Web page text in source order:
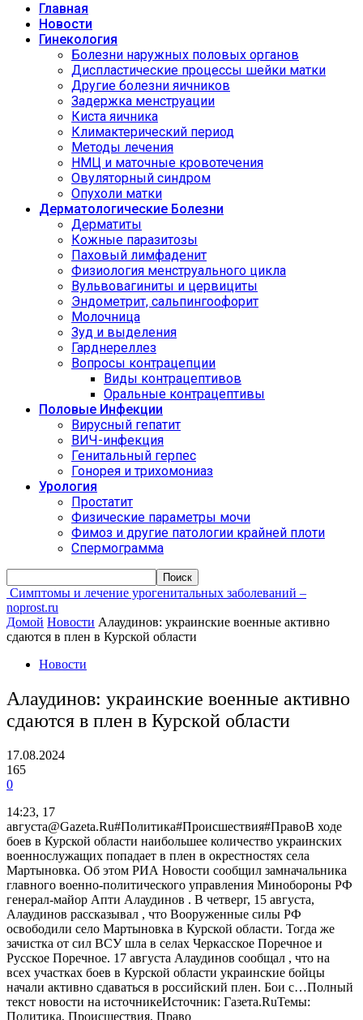
Главная
Новости
Гинекология
Болезни наружных половых органов
Диспластические процессы шейки матки
Другие болезни яичников
Задержка менструации
Киста яичника
Климактерический период
Методы лечения
НМЦ и маточные кровотечения
Овуляторный синдром
Опухоли матки
Дерматологические Болезни
Дерматиты
Кожные паразитозы
Паховый лимфаденит
Физиология менструального цикла
Вульвовагиниты и цервициты
Эндометрит, сальпингоофорит
Молочница
Зуд и выделения
Гарднереллез
Вопросы контрацепции
Виды контрацептивов
Оральные контрацептивы
Половые Инфекции
Вирусный гепатит
ВИЧ-инфекция
Генитальный герпес
Гонорея и трихомониаз
Урология
Простатит
Физические параметры мочи
Фимоз и другие патологии крайней плоти
Спермограмма
Симптомы и лечение урогенитальных заболеваний –
noprost.ru
Домой Новости Алаудинов: украинские военные активно
сдаются в плен в Курской области
Новости
Алаудинов: украинские военные активно
сдаются в плен в Курской области
17.08.2024
165
0
14:23, 17
августа@Gazeta.Ru#Политика#Происшествия#ПравоВ ходе
боев в Курской области наибольшее количество украинских
военнослужащих попадает в плен в окрестностях села
Мартыновка. Об этом РИА Новости сообщил замначальника
главного военно-политического управления Минобороны РФ
генерал-майор Апти Алаудинов . В четверг, 15 августа,
Алаудинов рассказывал , что Вооруженные силы РФ
освободили село Мартыновка в Курской области. Тогда же
зачистка от сил ВСУ шла в селах Черкасское Поречное и
Русское Поречное. 17 августа Алаудинов сообщал , что на
всех участках боев в Курской области украинские бойцы
начали активно сдаваться в российский плен. Бои с…Полный
текст новости на источникеИсточник: Газета.RuТемы:
Политика, Происшествия, Право